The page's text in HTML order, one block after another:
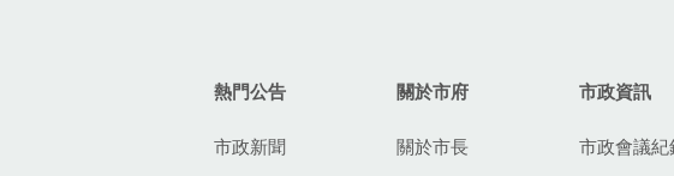
熱門公告
市政新聞
關於市府
關於市長
市政資訊
市政會議紀